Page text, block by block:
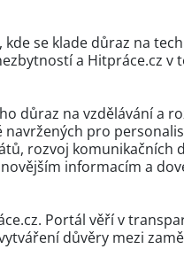
se klade důraz na
a Hitpráce.cz v
důraz na vzdělávání a
pro
rozvoj komunikačních
informacím a
Portál věří v
důvěry mezi